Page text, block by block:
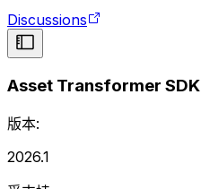
Discussions
Asset Transformer SDK
版本:
2026.1